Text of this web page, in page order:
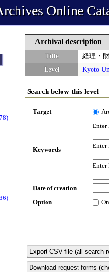
Online
Archival description
Title
経理・
Level
Kyoto
Search below this level
Target
Keywords
Enter
Enter
Enter
Date of creation
Option
Export CSV file (all search
Download request forms